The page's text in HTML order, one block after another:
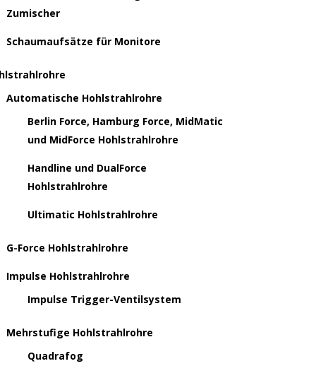
Zumischer
Schaumaufsätze für Monitore
Automatische Hohlstrahlrohre
Berlin Force, Hamburg Force, MidMatic
und MidForce Hohlstrahlrohre
Handline und DualForce
Hohlstrahlrohre
Ultimatic Hohlstrahlrohre
G-Force Hohlstrahlrohre
Impulse Hohlstrahlrohre
Impulse Trigger-Ventilsystem
Mehrstufige Hohlstrahlrohre
Quadrafog